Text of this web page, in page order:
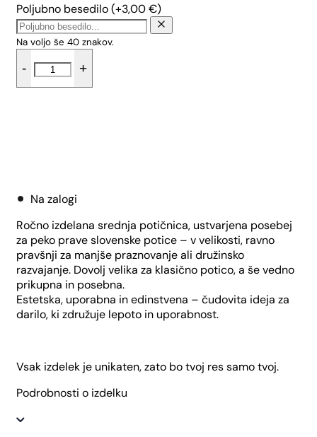
Poljubno besedilo(+3,00€)
Na voljo še 40 znakov.
-
potičnica
-
+
Na zalogi
Ročno izdelana srednja potičnica, ustvarjena posebej
za peko prave slovenske potice – v velikosti, ravno
pravšnji za manjše praznovanje ali družinsko
razvajanje. Dovolj velika za klasično potico, a še vedno
prikupna in posebna.
Estetska, uporabna in edinstvena – čudovita ideja za
darilo, ki združuje lepoto in uporabnost.
Vsak izdelek je unikaten, zato bo tvoj res samo tvoj.
Podrobnosti o izdelku